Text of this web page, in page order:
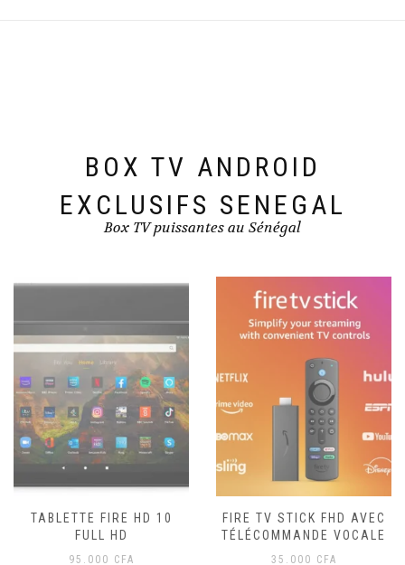
BOX TV ANDROID
EXCLUSIFS SENEGAL
Box TV puissantes au Sénégal
TABLETTE FIRE HD 10
FULL HD
95.000 CFA
FIRE TV STICK FHD AVEC
TÉLÉCOMMANDE VOCALE
35.000 CFA